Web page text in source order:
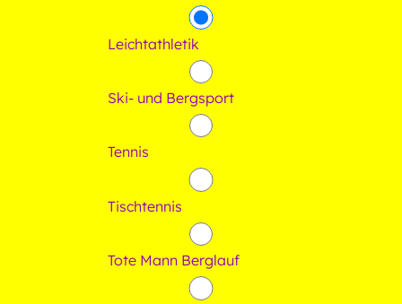
Leichtathletik
Ski- und Bergsport
Tennis
Tischtennis
Tote Mann Berglauf